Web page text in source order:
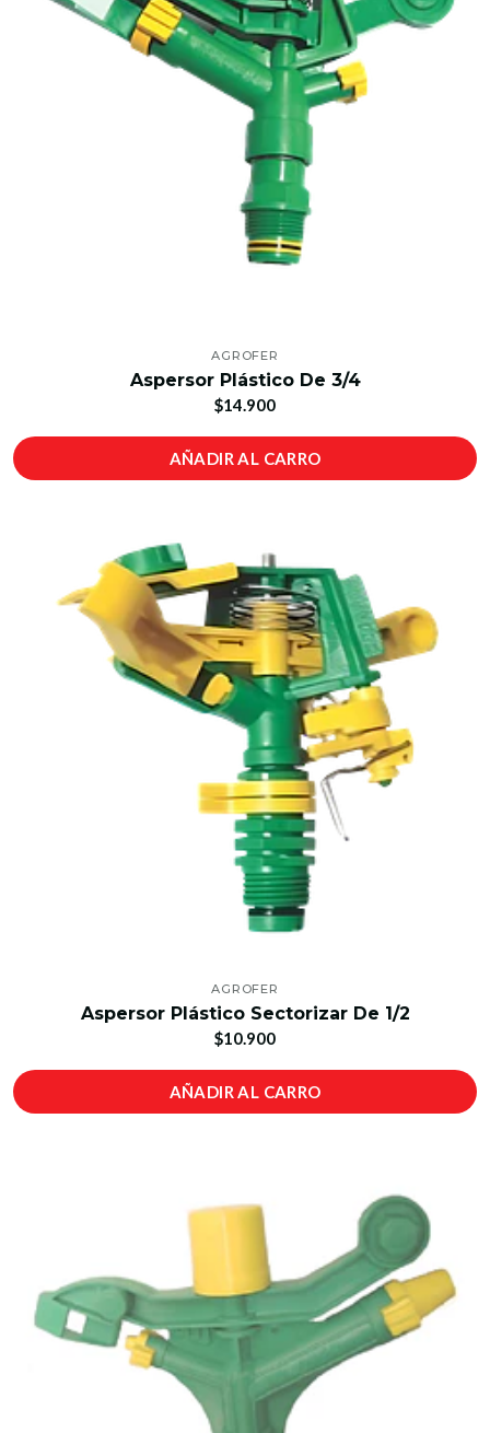
AGROFER
Aspersor Plástico De 3/4
$14.900
AÑADIR AL CARRO
AGROFER
Aspersor Plástico Sectorizar De 1/2
$10.900
AÑADIR AL CARRO